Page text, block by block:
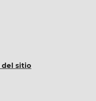
del sitio